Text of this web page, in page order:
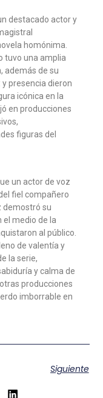
destacado actor y
homónima.
tuvo una amplia
además de su
presencia dieron
icónica en la
en producciones
figuras del
un actor de voz
fiel compañero
demostró su
medio de la
al público.
de valentía y
la serie,
y calma de
producciones
imborrable en
Siguiente